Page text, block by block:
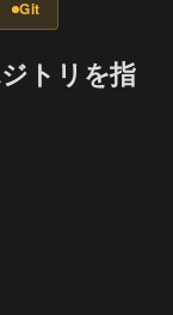
Git
トリを指